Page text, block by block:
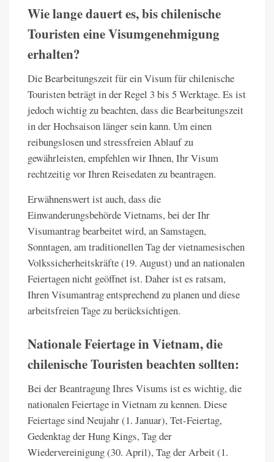
Wie lange dauert es, bis chilenische
Touristen eine Visumgenehmigung
erhalten?
Die Bearbeitungszeit für ein Visum für chilenische
Touristen beträgt in der Regel 3 bis 5 Werktage. Es ist
jedoch wichtig zu beachten, dass die Bearbeitungszeit
in der Hochsaison länger sein kann. Um einen
reibungslosen und stressfreien Ablauf zu
gewährleisten, empfehlen wir Ihnen, Ihr Visum
rechtzeitig vor Ihren Reisedaten zu beantragen.
Erwähnenswert ist auch, dass die
Einwanderungsbehörde Vietnams, bei der Ihr
Visumantrag bearbeitet wird, an Samstagen,
Sonntagen, am traditionellen Tag der vietnamesischen
Volkssicherheitskräfte (19. August) und an nationalen
Feiertagen nicht geöffnet ist. Daher ist es ratsam,
Ihren Visumantrag entsprechend zu planen und diese
arbeitsfreien Tage zu berücksichtigen.
Nationale Feiertage in Vietnam, die
chilenische Touristen beachten sollten:
Bei der Beantragung Ihres Visums ist es wichtig, die
nationalen Feiertage in Vietnam zu kennen. Diese
Feiertage sind Neujahr (1. Januar), Tet-Feiertag,
Gedenktag der Hung Kings, Tag der
Wiedervereinigung (30. April), Tag der Arbeit (1.